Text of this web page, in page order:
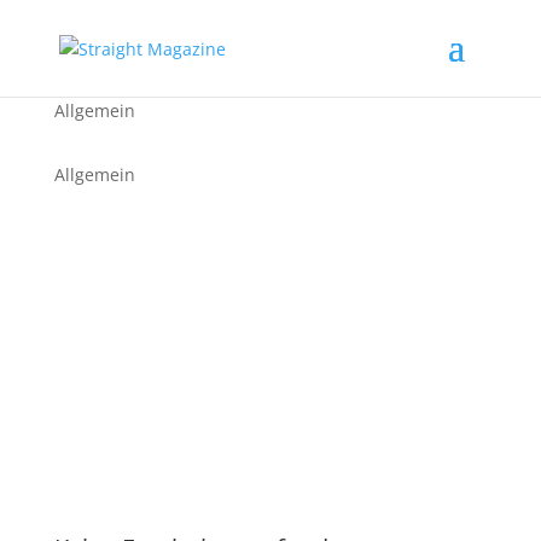
Allgemein
Allgemein